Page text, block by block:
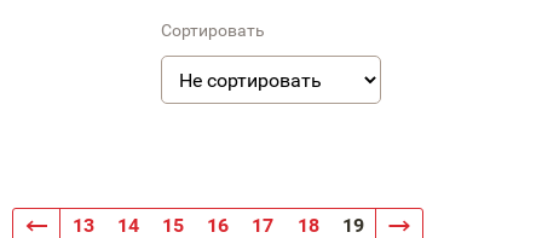
13 14 15 16 17 18 19
Сортировать